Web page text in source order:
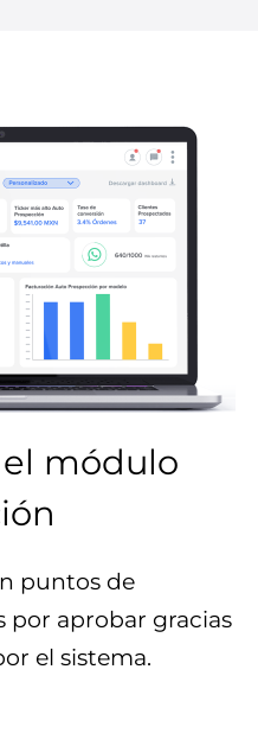
módulo
puntos de
por aprobar gracias
el sistema.